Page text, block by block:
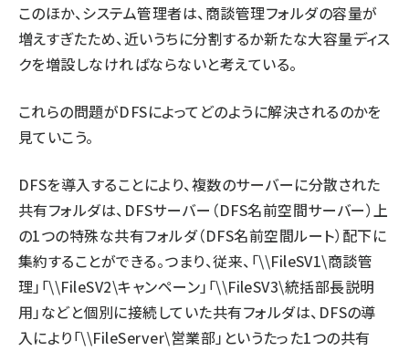
このほか、システム管理者は、商談管理フォルダの容量が
増えすぎたため、近いうちに分割するか新たな大容量ディス
クを増設しなければならないと考えている。
これらの問題がDFSによってどのように解決されるのかを
見ていこう。
DFSを導入することにより、複数のサーバーに分散された
共有フォルダは、DFSサーバー（DFS名前空間サーバー）上
の1つの特殊な共有フォルダ（DFS名前空間ルート）配下に
集約することができる。つまり、従来、「\\FileSV1\商談管
理」「\\FileSV2\キャンペーン」「\\FileSV3\統括部長説明
用」などと個別に接続していた共有フォルダは、DFSの導
入により「\\FileServer\営業部」というたった1つの共有